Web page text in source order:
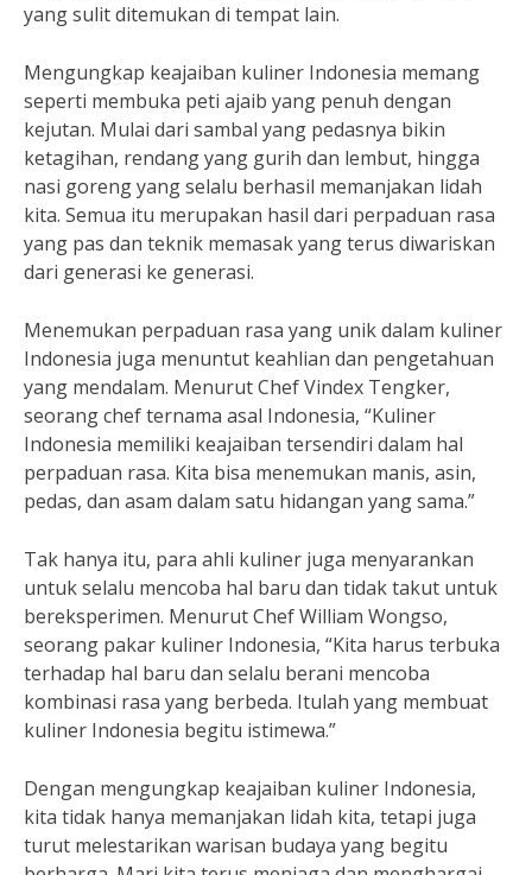
yang sulit ditemukan di tempat lain.
Mengungkap keajaiban kuliner Indonesia memang
seperti membuka peti ajaib yang penuh dengan
kejutan. Mulai dari sambal yang pedasnya bikin
ketagihan, rendang yang gurih dan lembut, hingga
nasi goreng yang selalu berhasil memanjakan lidah
kita. Semua itu merupakan hasil dari perpaduan rasa
yang pas dan teknik memasak yang terus diwariskan
dari generasi ke generasi.
Menemukan perpaduan rasa yang unik dalam kuliner
Indonesia juga menuntut keahlian dan pengetahuan
yang mendalam. Menurut Chef Vindex Tengker,
seorang chef ternama asal Indonesia, “Kuliner
Indonesia memiliki keajaiban tersendiri dalam hal
perpaduan rasa. Kita bisa menemukan manis, asin,
pedas, dan asam dalam satu hidangan yang sama.”
Tak hanya itu, para ahli kuliner juga menyarankan
untuk selalu mencoba hal baru dan tidak takut untuk
bereksperimen. Menurut Chef William Wongso,
seorang pakar kuliner Indonesia, “Kita harus terbuka
terhadap hal baru dan selalu berani mencoba
kombinasi rasa yang berbeda. Itulah yang membuat
kuliner Indonesia begitu istimewa.”
Dengan mengungkap keajaiban kuliner Indonesia,
kita tidak hanya memanjakan lidah kita, tetapi juga
turut melestarikan warisan budaya yang begitu